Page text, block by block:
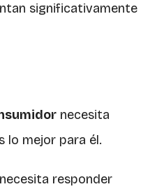
significativamente
necesita
lo mejor para él.
responder